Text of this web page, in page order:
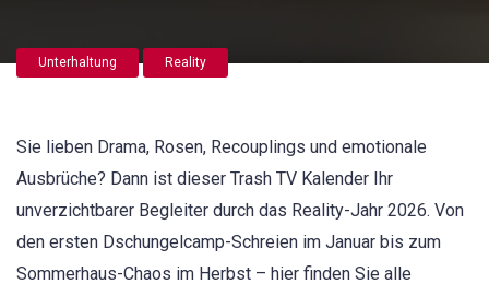
Unterhaltung Reality
Sie lieben Drama, Rosen, Recouplings und emotionale
Ausbrüche? Dann ist dieser Trash TV Kalender Ihr
unverzichtbarer Begleiter durch das Reality-Jahr 2026. Von
den ersten Dschungelcamp-Schreien im Januar bis zum
Sommerhaus-Chaos im Herbst – hier finden Sie alle